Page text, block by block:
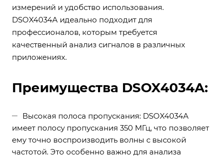
измерений и удобство использования.
DSOX4034A идеально подходит для
профессионалов, которым требуется
качественный анализ сигналов в различных
приложениях.
Преимущества DSOX4034A:
Высокая полоса пропускания: DSOX4034A
имеет полосу пропускания 350 МГц, что позволяет
ему точно воспроизводить волны с высокой
частотой. Это особенно важно для анализа